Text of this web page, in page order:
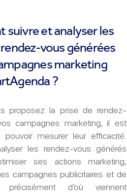
suivre et analyser les
vous générées
marketing
?
proposez la prise de rendez-
campagnes marketing, il est
mesurer leur efficacité.
les rendez-vous générés
ses actions marketing,
campagnes publicitaires et de
précisément d’où viennent